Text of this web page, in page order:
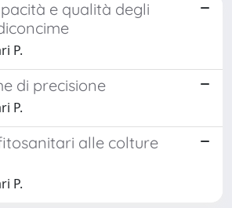
e qualità degli
P.
di precisione
P.
alle colture
P.